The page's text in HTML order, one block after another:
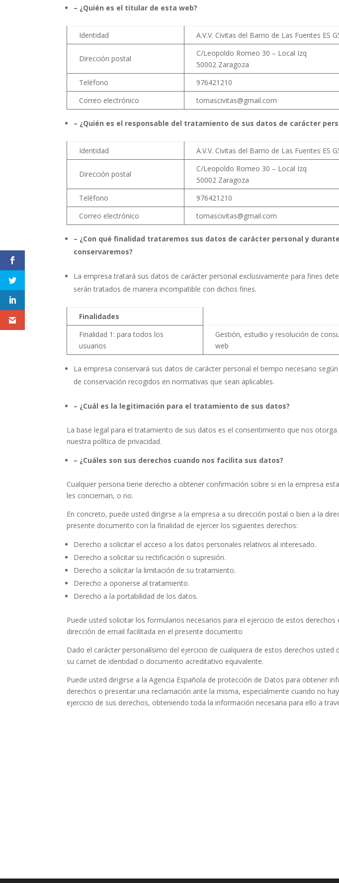
– ¿Quién es el titular de esta web?
Identidad A.V.V. Civitas del Barrio de Las Fuentes ES
Dirección postal
C/Leopoldo Romeo 30 – Local Izq
50002 Zaragoza
Teléfono
976421210
Correo electrónico
tomascivitas@gmail.com
– ¿Quién es el responsable del tratamiento de sus datos de carácter
Identidad A.V.V. Civitas del Barrio de Las Fuentes ES
Dirección postal
C/Leopoldo Romeo 30 – Local Izq
50002 Zaragoza
Teléfono
976421210
Correo electrónico
tomascivitas@gmail.com
– ¿Con qué finalidad trataremos sus datos de carácter personal y
conservaremos?
La empresa tratará sus datos de carácter personal exclusivamente para fines
serán tratados de manera incompatible con dichos fines.
Finalidades
Finalidad 1: para todos los
usuarios
Gestión, estudio y resolución de
web
La empresa conservará sus datos de carácter personal el tiempo necesario
de conservación recogidos en normativas que sean aplicables.
– ¿Cuál es la legitimación para el tratamiento de sus datos?
La base legal para el tratamiento de sus datos es el consentimiento que nos
nuestra política de privacidad.
– ¿Cuáles son sus derechos cuando nos facilita sus datos?
Cualquier persona tiene derecho a obtener confirmación sobre si en la empresa
les conciernan, o no.
En concreto, puede usted dirigirse a la empresa a su dirección postal o bien a la
presente documento con la finalidad de ejercer los siguientes derechos:
Derecho a solicitar el acceso a los datos personales relativos al interesado.
Derecho a solicitar su rectificación o supresión.
Derecho a solicitar la limitación de su tratamiento.
Derecho a oponerse al tratamiento.
Derecho a la portabilidad de los datos.
Puede usted solicitar los formularios necesarios para el ejercicio de estos
dirección de email facilitada en el presente documento
Dado el carácter personalísimo del ejercicio de cualquiera de estos derechos usted
su carnet de identidad o documento acreditativo equivalente.
Puede usted dirigirse a la Agencia Española de protección de Datos para obtener
derechos o presentar una reclamación ante la misma, especialmente cuando no
ejercicio de sus derechos, obteniendo toda la información necesaria para ello a